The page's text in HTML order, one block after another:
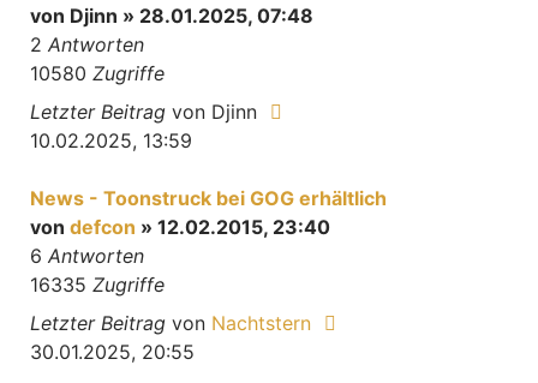
von Djinn » 28.01.2025, 07:48
2 Antworten
10580 Zugriffe
Letzter Beitrag von Djinn
10.02.2025, 13:59
News - Toonstruck bei GOG erhältlich
von defcon » 12.02.2015, 23:40
6 Antworten
16335 Zugriffe
Letzter Beitrag von Nachtstern
30.01.2025, 20:55